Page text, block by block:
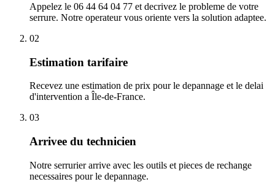
Appelez le 06 44 64 04 77 et decrivez le probleme de votre
serrure. Notre operateur vous oriente vers la solution adaptee.
02
Estimation tarifaire
Recevez une estimation de prix pour le depannage et le delai
d'intervention a Île-de-France.
03
Arrivee du technicien
Notre serrurier arrive avec les outils et pieces de rechange
necessaires pour le depannage.